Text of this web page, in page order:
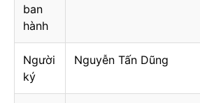
ban
hành
Người
ký
Nguyễn Tấn Dũng